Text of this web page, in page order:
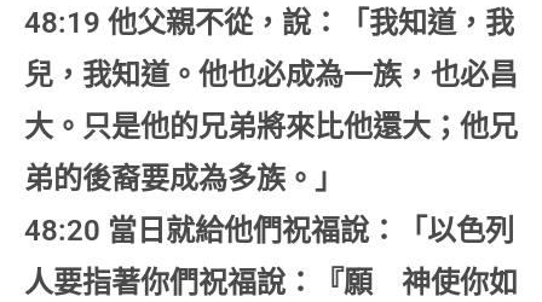
48:19 他父親不從，說：「我知道，我
兒，我知道。他也必成為一族，也必昌
大。只是他的兄弟將來比他還大；他兄
弟的後裔要成為多族。」
48:20 當日就給他們祝福說：「以色列
人要指著你們祝福說：『願 神使你如